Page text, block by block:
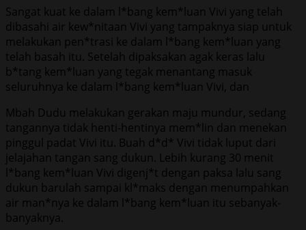
Sangat kuat ke dalam l*bang kem*luan Vivi yang telah
dibasahi air kew*nitaan Vivi yang tampaknya siap untuk
melakukan pen*trasi ke dalam l*bang kem*luan yang
telah basah itu. Setelah dipaksakan agak keras lalu
b*tang kem*luan yang tegak menantang masuk
seluruhnya ke dalam l*bang kem*luan Vivi, dan
Mbah Dudu melakukan gerakan maju mundur, sedang
tangannya tidak henti-hentinya mem*lin dan menekan
pinggul padat Vivi itu. Buah d*d* Vivi tidak luput dari
jelajahan tangan sang dukun. Lebih kurang 30 menit
l*bang kem*luan Vivi digenj*t dengan paksa lalu sang
dukun barulah sampai kl*maks dengan menumpahkan
air man*nya ke dalam l*bang kem*luan itu sebanyak-
banyaknya.